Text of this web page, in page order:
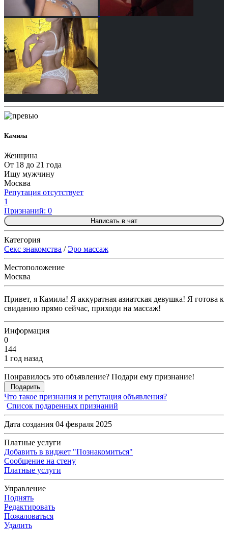
Камила
Женщина
От 18 до 21 года
Ищу мужчину
Москва
Репутация отсутствует
1
Признаний: 0
Написать в чат
Категория
Секс знакомства /Эро массаж
Местоположение
Москва
Привет, я Камила! Я аккуратная азиатская девушка! Я готова к
свиданию прямо сейчас, приходи на массаж!
Информация
0
144
1 год назад
Понравилось это объявление? Подари ему признание!
Подарить
Что такое признания и репутация объявления?
Список подаренных признаний
Дата создания 04 февраля 2025
Платные услуги
Добавить в виджет "Познакомиться"
Сообщение на стену
Платные услуги
Управление
Поднять
Редактировать
Пожаловаться
Удалить